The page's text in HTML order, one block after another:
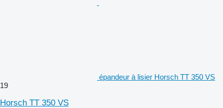
épandeur à lisier Horsch TT 350 VS
19
Horsch TT 350 VS